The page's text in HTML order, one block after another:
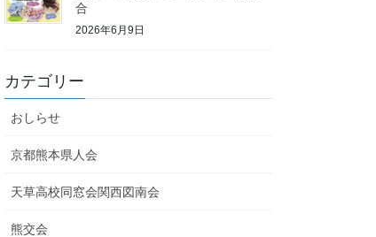
合
2026年6月9日
カテゴリー
おしらせ
京都熊本県人会
天草高校同窓会関西図南会
熊交会